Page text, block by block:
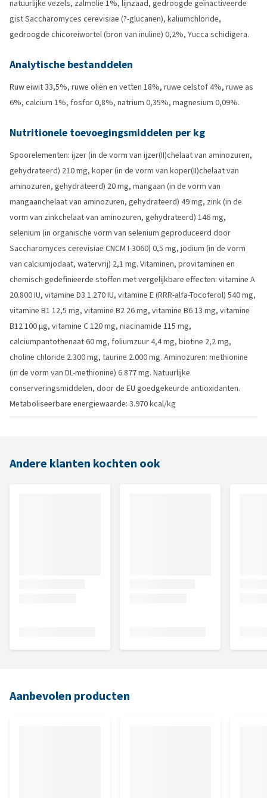
natuurlijke vezels, zalmolie 1%, lijnzaad, gedroogde geïnactiveerde
gist Saccharomyces cerevisiae (?-glucanen), kaliumchloride,
gedroogde chicoreiwortel (bron van inuline) 0,2%, Yucca schidigera.
Analytische bestanddelen
Ruw eiwit 33,5%, ruwe oliën en vetten 18%, ruwe celstof 4%, ruwe as
6%, calcium 1%, fosfor 0,8%, natrium 0,35%, magnesium 0,09%.
Nutritionele toevoegingsmiddelen per kg
Spoorelementen: ijzer (in de vorm van ijzer(II)chelaat van aminozuren,
gehydrateerd) 210 mg, koper (in de vorm van koper(II)chelaat van
aminozuren, gehydrateerd) 20 mg, mangaan (in de vorm van
mangaanchelaat van aminozuren, gehydrateerd) 49 mg, zink (in de
vorm van zinkchelaat van aminozuren, gehydrateerd) 146 mg,
selenium (in organische vorm van selenium geproduceerd door
Saccharomyces cerevisiae CNCM I-3060) 0,5 mg, jodium (in de vorm
van calciumjodaat, watervrij) 2,1 mg. Vitaminen, provitaminen en
chemisch gedefinieerde stoffen met vergelijkbare effecten: vitamine A
20.800 IU, vitamine D3 1.270 IU, vitamine E (RRR-alfa-Tocoferol) 540 mg,
vitamine B1 12,5 mg, vitamine B2 26 mg, vitamine B6 13 mg, vitamine
B12 100 µg, vitamine C 120 mg, niacinamide 115 mg,
calciumpantothenaat 60 mg, foliumzuur 4,4 mg, biotine 2,2 mg,
choline chloride 2.300 mg, taurine 2.000 mg. Aminozuren: methionine
(in de vorm van DL-methionine) 6.877 mg. Natuurlijke
conserveringsmiddelen, door de EU goedgekeurde antioxidanten.
Metaboliseerbare energiewaarde: 3.970 kcal/kg
Andere klanten kochten ook
Aanbevolen producten